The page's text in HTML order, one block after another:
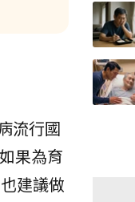
流行國
果為育
建議做